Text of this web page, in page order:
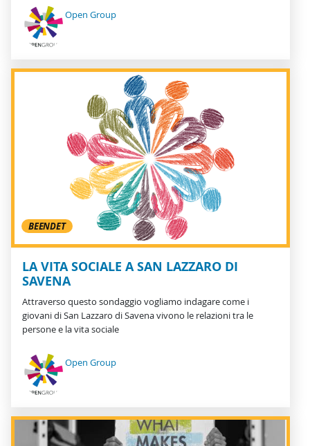
Open Group
BEENDET
LA VITA SOCIALE A SAN LAZZARO DI
SAVENA
Attraverso questo sondaggio vogliamo indagare come i
giovani di San Lazzaro di Savena vivono le relazioni tra le
persone e la vita sociale
Open Group